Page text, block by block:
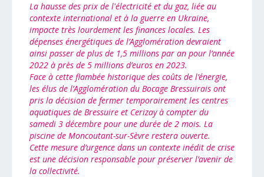
La hausse des prix de l'électricité et du gaz, liée au
contexte international et à la guerre en Ukraine,
impacte très lourdement les finances locales. Les
dépenses énergétiques de l’Agglomération devraient
ainsi passer de plus de 1,5 millions par an pour l’année
2022 à près de 5 millions d’euros en 2023.
Face à cette flambée historique des coûts de l’énergie,
les élus de l’Agglomération du Bocage Bressuirais ont
pris la décision de fermer temporairement les centres
aquatiques de Bressuire et Cerizay à compter du
samedi 3 décembre pour une durée de 2 mois. La
piscine de Moncoutant-sur-Sèvre restera ouverte.
Cette mesure d’urgence dans un contexte inédit de crise
est une décision responsable pour préserver l’avenir de
la collectivité.